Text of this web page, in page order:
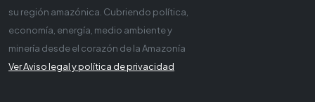
su región amazónica. Cubriendo política,
economía, energía, medio ambiente y
minería desde el corazón de la Amazonía
Ver Aviso legal y política de privacidad